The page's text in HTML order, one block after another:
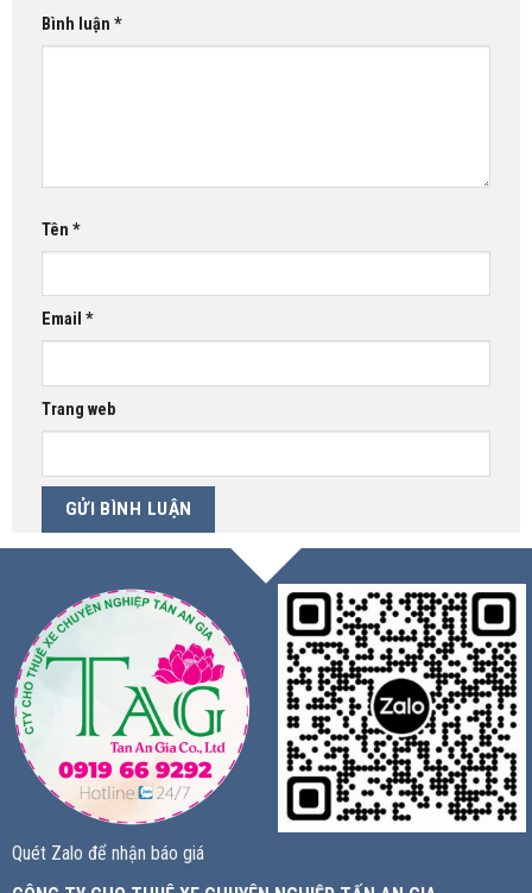
Bình luận *
Tên *
Email *
Trang web
Quét Zalo để nhận báo giá